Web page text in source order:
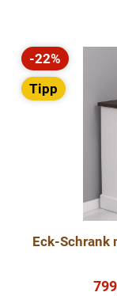
Rabatt
-22%
Tipp
Eck-Schrank